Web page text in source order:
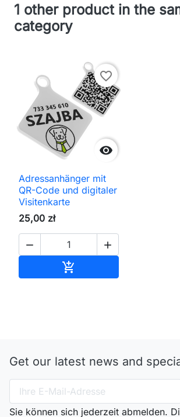
1 other product in the
category

favorite_border
Adressanhänger mit
QR-Code und digitaler
Visitenkarte
25,00 zł
 

Get our latest news and
Sie können sich jederzeit abmelden.